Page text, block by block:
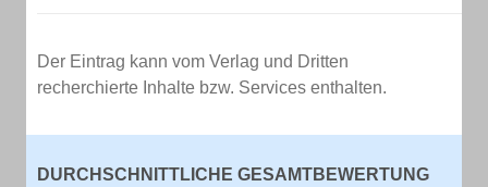
Der Eintrag kann vom Verlag und Dritten
recherchierte Inhalte bzw. Services enthalten.
DURCHSCHNITTLICHE GESAMTBEWERTUNG